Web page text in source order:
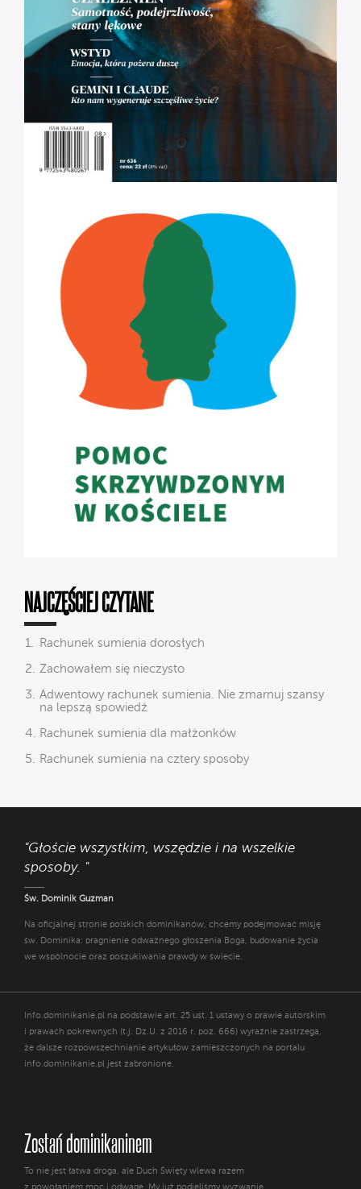
NAJCZĘŚCIEJ CZYTANE
Rachunek sumienia dorosłych
Zachowałem się nieczysto
Adwentowy rachunek sumienia. Nie zmarnuj szansy
na lepszą spowiedź
Rachunek sumienia dla małżonków
Rachunek sumienia na cztery sposoby
"Głoście wszystkim, wszędzie i na wszelkie
sposoby. "
Św. Dominik Guzman
Na oficjalnej stronie polskich dominikanów, chcemy podejmować misję
św. Dominika: pragnienie odważnego głoszenia Boga, budowanie życia
we wspólnocie oraz poszukiwania prawdy w świecie.
Info.dominikanie.pl na podstawie art. 25 ust. 1 ustawy o prawie autorskim
i prawach pokrewnych (t.j. Dz.U. z 2016 r. poz. 666) wyraźnie zastrzega,
że dalsze rozpowszechnianie artykułów zamieszczonych na portalu
info.dominikanie.pl jest zabronione.
Zostań dominikaninem
To nie jest łatwa droga, ale Duch Święty wlewa razem